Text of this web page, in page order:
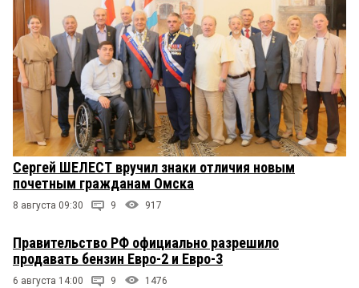
Сергей ШЕЛЕСТ вручил знаки отличия новым
почетным гражданам Омска
8 августа 09:30 9 917
Правительство РФ официально разрешило
продавать бензин Евро-2 и Евро-3
6 августа 14:00 9 1476